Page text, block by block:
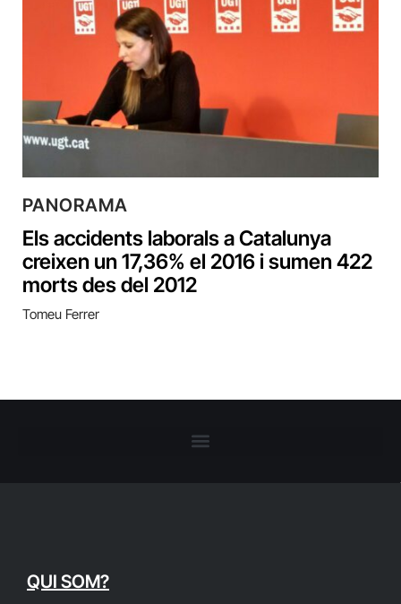
PANORAMA
Els accidents laborals a Catalunya
creixen un 17,36% el 2016 i sumen 422
morts des del 2012
Tomeu Ferrer
QUI SOM?